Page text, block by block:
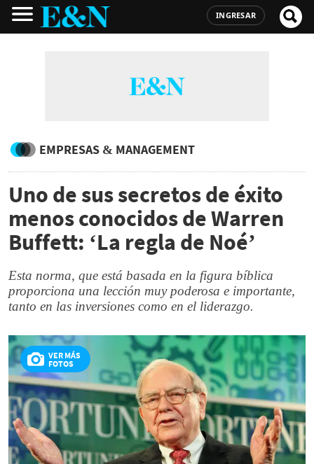
INGRESAR
EMPRESAS & MANAGEMENT
Uno de sus secretos de éxito
menos conocidos de Warren
Buffett: ‘La regla de Noé’
Esta norma, que está basada en la figura bíblica
proporciona una lección muy poderosa e importante,
tanto en las inversiones como en el liderazgo.
VER MÁS
FOTOS